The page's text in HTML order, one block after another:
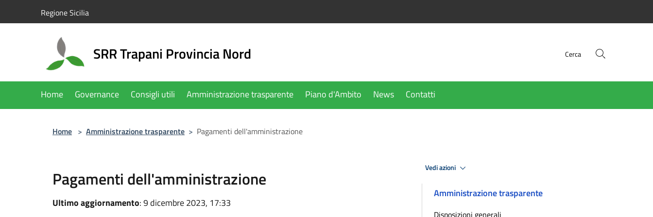
Regione Sicilia
SRR Trapani Provincia Nord Cerca
Home Governance Consigli utili Amministrazione trasparente Piano d'Ambito News Contatti
Home > Amministrazione trasparente > Pagamenti dell'amministrazione
Pagamenti dell'amministrazione
Ultimo aggiornamento: 9 dicembre 2023, 17:33
Vedi azioni
Amministrazione trasparente
Disposizioni generali